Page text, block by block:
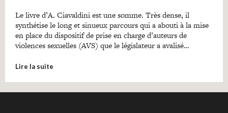
Le livre d’A. Ciavaldini est une somme. Très dense, il
synthétise le long et sinueux parcours qui a abouti à la mise
en place du dispositif de prise en charge d’auteurs de
violences sexuelles (AVS) que le législateur a avalisé…
Lire la suite